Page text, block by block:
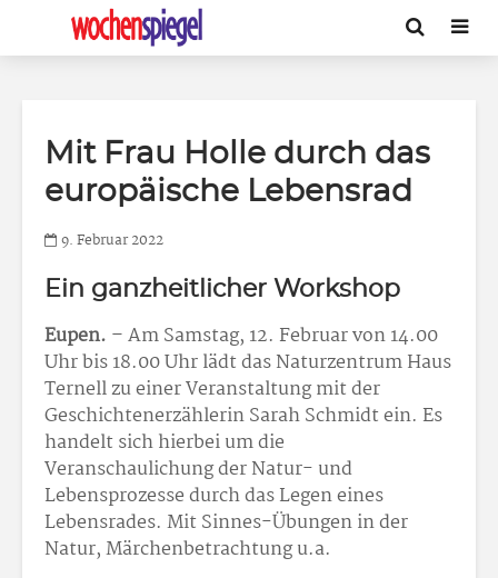
Mit Frau Holle durch das
europäische Lebensrad
9. Februar 2022
Ein ganzheitlicher Workshop
Eupen. – Am Samstag, 12. Februar von 14.00
Uhr bis 18.00 Uhr lädt das Naturzentrum Haus
Ternell zu einer Veranstaltung mit der
Geschichtenerzählerin Sarah Schmidt ein. Es
handelt sich hierbei um die
Veranschaulichung der Natur- und
Lebensprozesse durch das Legen eines
Lebensrades. Mit Sinnes-Übungen in der
Natur, Märchenbetrachtung u.a.